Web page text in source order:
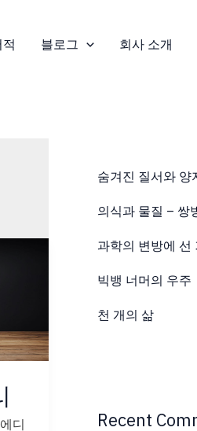
블로그 회사 소개
에디
숨겨진 질서와 양
의식과 물질 – 쌍
과학의 변방에
빅뱅 너머의 우주
천 개의 삶
Recent